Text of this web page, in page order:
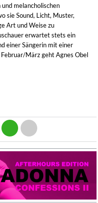
melancholischen
sie Sound, Licht, Muster,
Art und Weise zu
erwartet stets ein
einer Sängerin mit einer
März geht Agnes Obel